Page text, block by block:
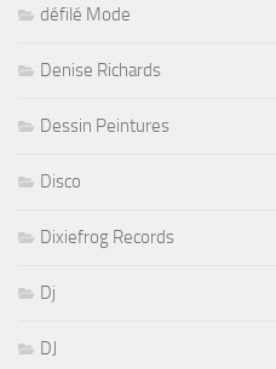
défilé Mode
Denise Richards
Dessin Peintures
Disco
Dixiefrog Records
Dj
DJ